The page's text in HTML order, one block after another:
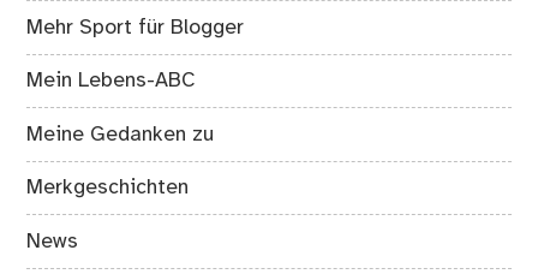
Mehr Sport für Blogger
Mein Lebens-ABC
Meine Gedanken zu
Merkgeschichten
News